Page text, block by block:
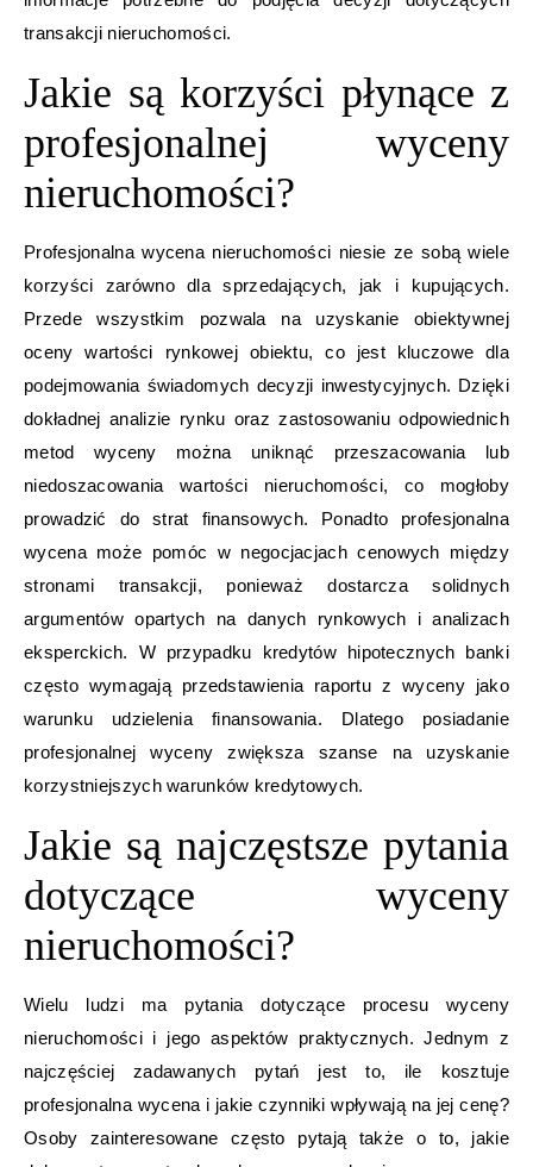
transakcji nieruchomości.
Jakie są korzyści płynące z
profesjonalnej wyceny
nieruchomości?
Profesjonalna wycena nieruchomości niesie ze sobą wiele
korzyści zarówno dla sprzedających, jak i kupujących.
Przede wszystkim pozwala na uzyskanie obiektywnej
oceny wartości rynkowej obiektu, co jest kluczowe dla
podejmowania świadomych decyzji inwestycyjnych. Dzięki
dokładnej analizie rynku oraz zastosowaniu odpowiednich
metod wyceny można uniknąć przeszacowania lub
niedoszacowania wartości nieruchomości, co mogłoby
prowadzić do strat finansowych. Ponadto profesjonalna
wycena może pomóc w negocjacjach cenowych między
stronami transakcji, ponieważ dostarcza solidnych
argumentów opartych na danych rynkowych i analizach
eksperckich. W przypadku kredytów hipotecznych banki
często wymagają przedstawienia raportu z wyceny jako
warunku udzielenia finansowania. Dlatego posiadanie
profesjonalnej wyceny zwiększa szanse na uzyskanie
korzystniejszych warunków kredytowych.
Jakie są najczęstsze pytania
dotyczące wyceny
nieruchomości?
Wielu ludzi ma pytania dotyczące procesu wyceny
nieruchomości i jego aspektów praktycznych. Jednym z
najczęściej zadawanych pytań jest to, ile kosztuje
profesjonalna wycena i jakie czynniki wpływają na jej cenę?
Osoby zainteresowane często pytają także o to, jakie